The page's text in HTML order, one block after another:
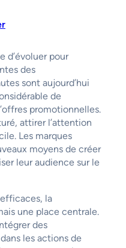
d’évoluer pour
des
sont aujourd’hui
de
promotionnelles.
attirer l’attention
Les marques
moyens de créer
leur audience sur le
la
une place centrale.
des
les actions de